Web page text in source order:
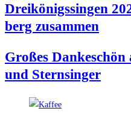
Drei­kö­nigs­sin­gen
berg zusammen
Gro­ßes
und Sternsinger